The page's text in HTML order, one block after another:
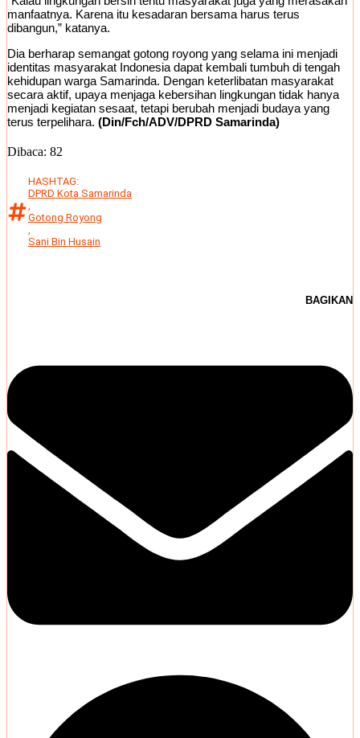
manfaatnya. Karena itu kesadaran bersama harus terus
dibangun,” katanya.
Dia berharap semangat gotong royong yang selama ini menjadi
identitas masyarakat Indonesia dapat kembali tumbuh di tengah
kehidupan warga Samarinda. Dengan keterlibatan masyarakat
secara aktif, upaya menjaga kebersihan lingkungan tidak hanya
menjadi kegiatan sesaat, tetapi berubah menjadi budaya yang
terus terpelihara. (Din/Fch/ADV/DPRD Samarinda)
Dibaca: 82
HASHTAG:
DPRD Kota Samarinda
,
Gotong Royong
,
Sani Bin Husain
BAGIKAN